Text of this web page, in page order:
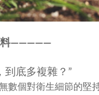
料—————
到底多複雜？”
數個對衛生細節的堅